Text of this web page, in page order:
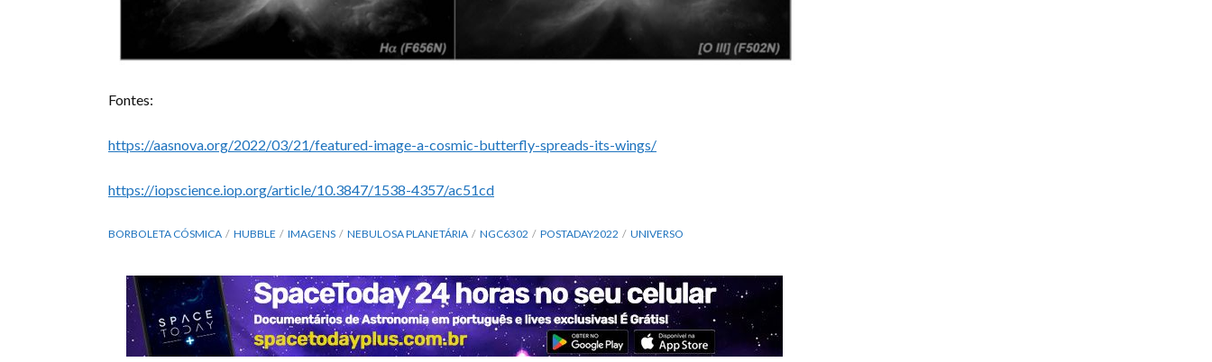
Fontes:
https://aasnova.org/2022/03/21/featured-image-a-cosmic-butterfly-spreads-its-wings/
https://iopscience.iop.org/article/10.3847/1538-4357/ac51cd
BORBOLETA CÓSMICA HUBBLE IMAGENS NEBULOSA PLANETÁRIA NGC6302 POSTADAY2022 UNIVERSO